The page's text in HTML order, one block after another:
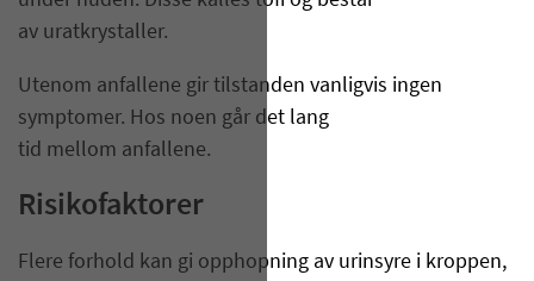
av uratkrystaller.
Utenom anfallene gir tilstanden vanligvis ingen
symptomer. Hos noen går det lang
tid mellom anfallene.
Risikofaktorer
Flere forhold kan gi opphopning av urinsyre i kroppen,